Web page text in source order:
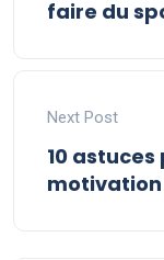
faire du
Next Post
10